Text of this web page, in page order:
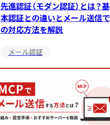
先進認証（モダン認証）とは？基
本認証との違いとメール送信で
の対応方法を解説
メール認証